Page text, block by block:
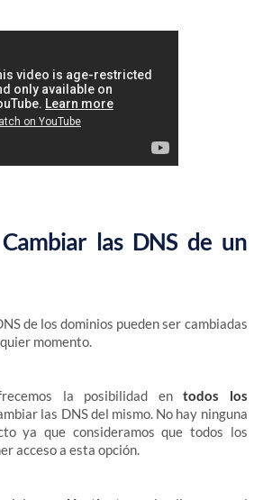
las DNS de un
de los dominios pueden ser cambiadas
momento.
la posibilidad entodos los
las DNS del mismo. No hay ninguna
ya que consideramos que todos los
acceso a esta opción.